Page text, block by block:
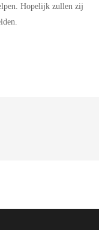
Hopelijk zullen zij